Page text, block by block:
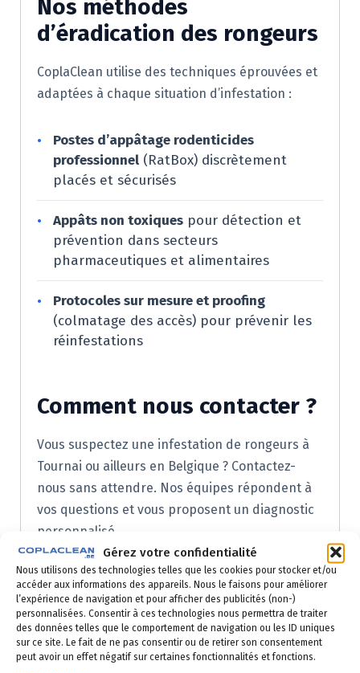
Gérez votre confidentialité
Nous utilisons des technologies telles que les cookies pour stocker et/ou
accéder aux informations des appareils. Nous le faisons pour améliorer
l’expérience de navigation et pour afficher des publicités (non-)
personnalisées. Consentir à ces technologies nous permettra de traiter
des données telles que le comportement de navigation ou les ID uniques
sur ce site. Le fait de ne pas consentir ou de retirer son consentement
peut avoir un effet négatif sur certaines fonctionnalités et fonctions.
Nos méthodes
d’éradication des rongeurs
CoplaClean utilise des techniques éprouvées et
adaptées à chaque situation d’infestation :
•
Postes d’appâtage rodenticides
professionnel (RatBox) discrètement
placés et sécurisés
• Appâts non toxiques pour détection et
prévention dans secteurs
pharmaceutiques et alimentaires
•
Protocoles sur mesure et proofing
(colmatage des accès) pour prévenir les
réinfestations
Comment nous contacter ?
Vous suspectez une infestation de rongeurs à
Tournai ou ailleurs en Belgique ? Contactez-
nous sans attendre. Nos équipes répondent à
vos questions et vous proposent un diagnostic
personnalisé.
Téléphone : 02 523 21 89
Service de garde 24h/24 : 0476 330 779
Ou remplissez notre formulaire de
demande de consultation approfondie.